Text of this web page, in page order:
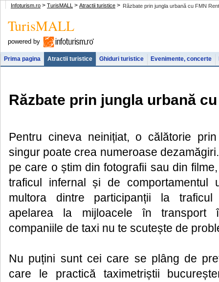
Răzbate prin jungla urbană cu FMN Rent
Infoturism.ro > TurisMALL > Atractii turistice >
TurisMALL
powered by
Prima pagina Atractii turistice Ghiduri turistice Evenimente, concerte
Răzbate prin jungla urbană
Pentru cineva neinițiat, o călătorie
singur poate crea numeroase
pe care o știm din fotografii sau din
traficul infernal și de comportamentul
multora dintre participanții la traficul
apelarea la mijloacele în
companiile de taxi nu te scutește de
Nu puțini sunt cei care se plâng de
care le practică taximetriștii